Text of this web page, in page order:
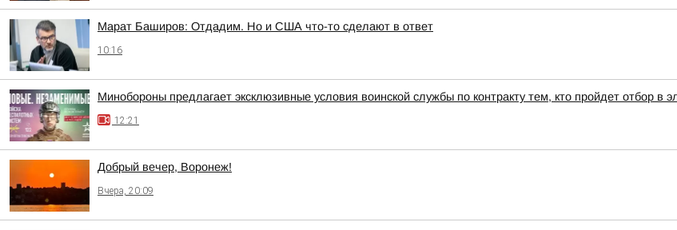
Марат Баширов: Отдадим. Но и США что-то сделают в ответ
10:16
Минобороны предлагает эксклюзивные условия воинской службы по контракту тем, кто пройдет отбор
12:21
Добрый вечер, Воронеж!
Вчера, 20:09